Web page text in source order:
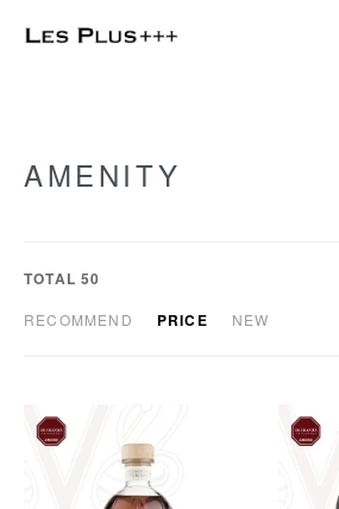
AMENITY
TOTAL 50
RECOMMEND PRICE NEW